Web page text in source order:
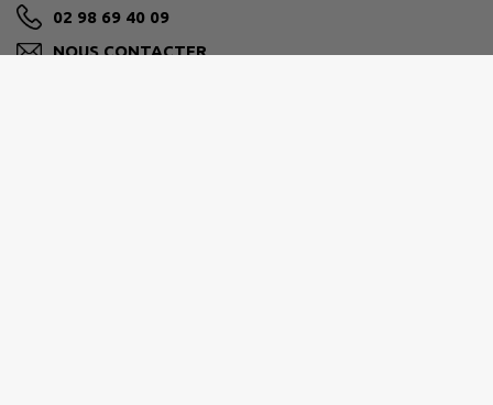
02 98 69 40 09
NOUS CONTACTER